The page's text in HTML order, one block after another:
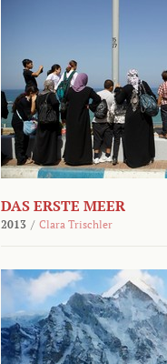
DAS ERSTE MEER
2013 / Clara Trischler